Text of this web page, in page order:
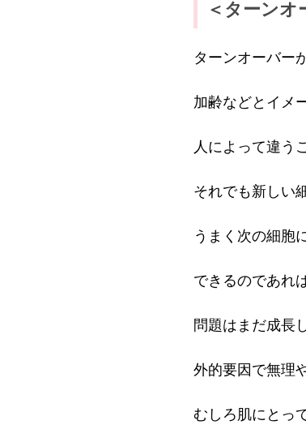
＜ターン
ターンオーバー
加齢などとイメ
人によって違う
それでも新しい
うまく次の細胞
できるのであれ
問題はまだ成長
外的要因で無理
むしろ肌にとっ